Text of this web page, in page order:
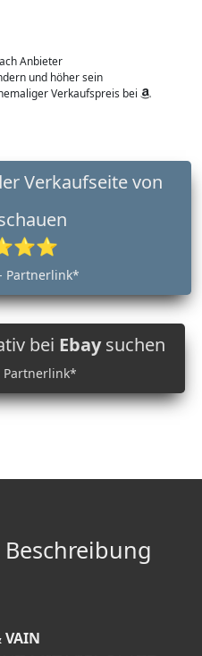
Anbieter
und höher sein
Verkaufspreis bei
Partnerlink*
bei Ebaysuchen
Partnerlink*
VAIN